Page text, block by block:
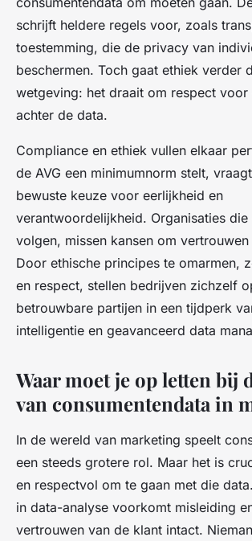
schrijft heldere regels voor, zoals
toestemming, die de privacy van
beschermen. Toch gaat ethiek verder
wetgeving: het draait om respect voor
achter de data.
Compliance en ethiek vullen elkaar
de AVG een minimumnorm stelt,
bewuste keuze voor eerlijkheid en
verantwoordelijkheid. Organisaties
volgen, missen kansen om
Door ethische principes te omarmen,
en respect, stellen bedrijven zichzelf
betrouwbare partijen in een tijdperk
intelligentie en geavanceerd data
Waar moet je op letten bij
van consumentendata in
In de wereld van marketing speelt
een steeds grotere rol. Maar het is
en respectvol om te gaan met die
in data-analyse voorkomt misleiding
vertrouwen van de klant intact.